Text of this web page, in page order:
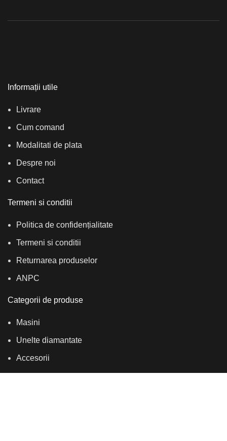
Informații utile
Livrare
Cum comand
Modalitati de plata
Despre noi
Contact
Termeni si conditii
Politica de confidențialitate
Termeni si conditii
Returnarea produselor
ANPC
Categorii de produse
Masini
Unelte diamantate
Accesorii